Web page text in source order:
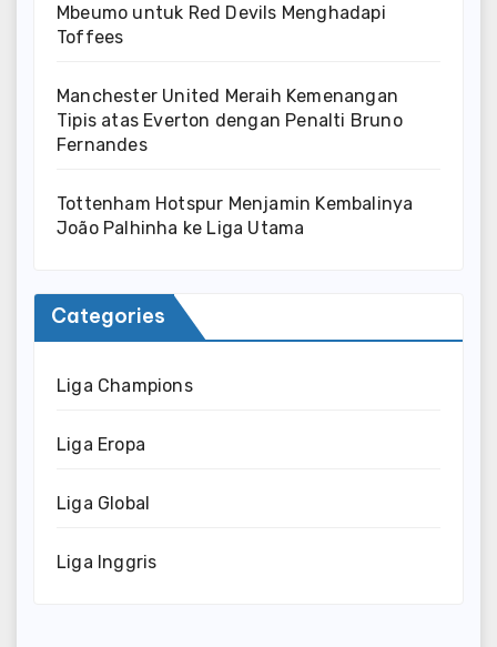
Mbeumo untuk Red Devils Menghadapi
Toffees
Manchester United Meraih Kemenangan
Tipis atas Everton dengan Penalti Bruno
Fernandes
Tottenham Hotspur Menjamin Kembalinya
João Palhinha ke Liga Utama
Categories
Liga Champions
Liga Eropa
Liga Global
Liga Inggris